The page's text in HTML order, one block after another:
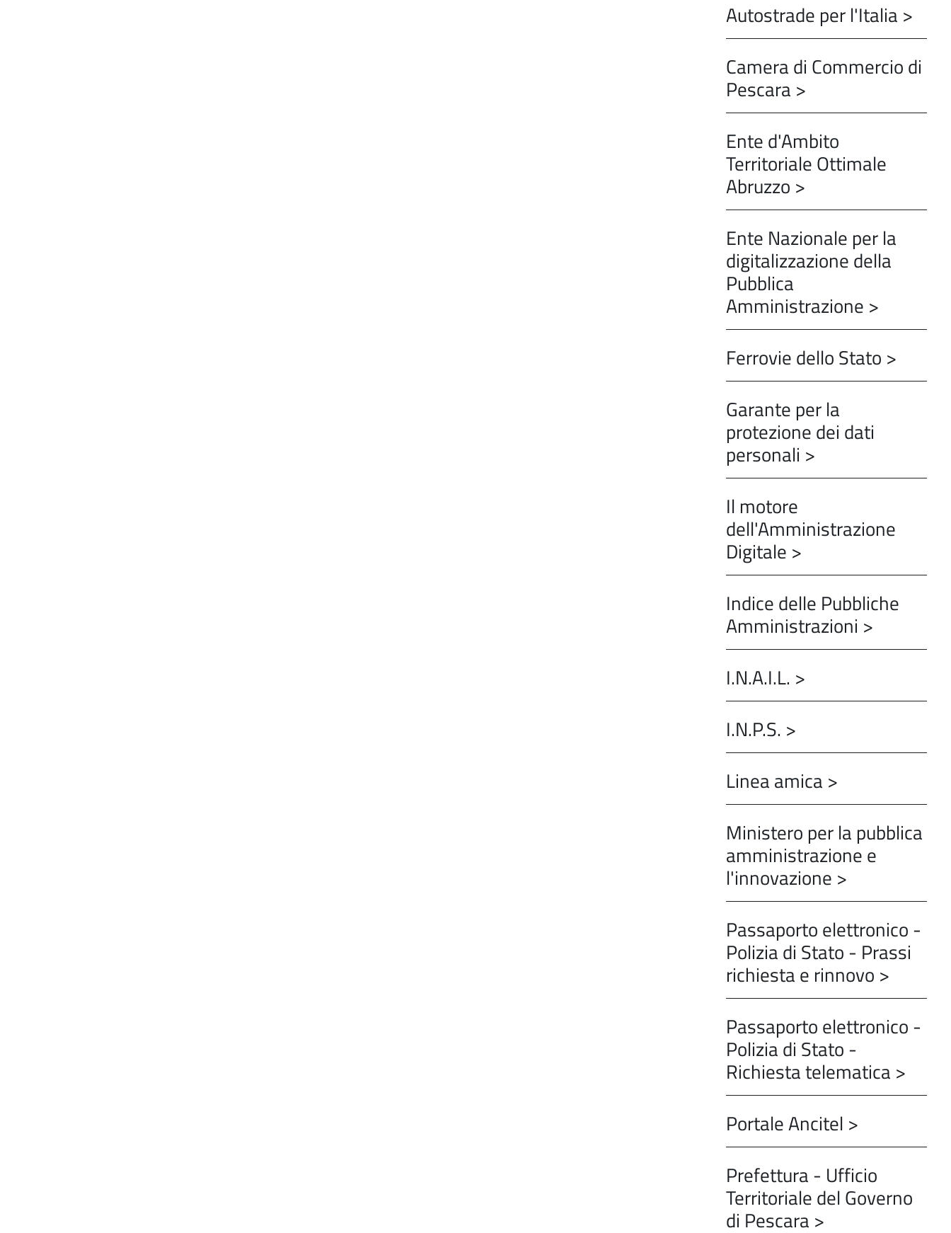
Autostrade per l'Italia >
Camera di Commercio di
Pescara >
Ente d'Ambito
Territoriale Ottimale
Abruzzo >
Ente Nazionale per la
digitalizzazione della
Pubblica
Amministrazione >
Ferrovie dello Stato >
Garante per la
protezione dei dati
personali >
Il motore
dell'Amministrazione
Digitale >
Indice delle Pubbliche
Amministrazioni >
I.N.A.I.L. >
I.N.P.S. >
Linea amica >
Ministero per la pubblica
amministrazione e
l'innovazione >
Passaporto elettronico -
Polizia di Stato - Prassi
richiesta e rinnovo >
Passaporto elettronico -
Polizia di Stato -
Richiesta telematica >
Portale Ancitel >
Prefettura - Ufficio
Territoriale del Governo
di Pescara >